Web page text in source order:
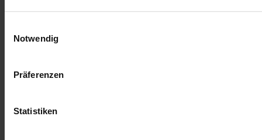
Notwendig
Präferenzen
Statistiken